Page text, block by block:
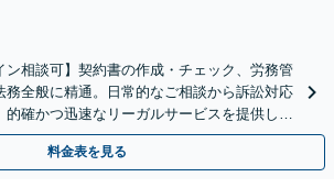
ン相談可】契約書の作成・チェック、労務管
務全般に精通。日常的なご相談から訴訟対応
的確かつ迅速なリーガルサービスを提供しま
休日・夜間相談可】
料金表を見る